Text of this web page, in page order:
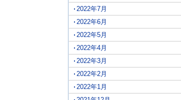
2022年7月
2022年6月
2022年5月
2022年4月
2022年3月
2022年2月
2022年1月